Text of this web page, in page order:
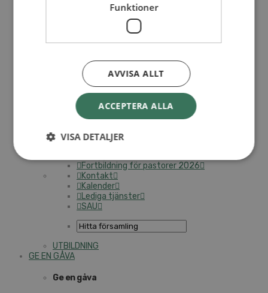
Akademi för Ledarskap och Teologi
Mullsjö folkhögskola
Apg29
Mindre kurser
BibelVinter 2.0
Missionsinspiratören
Fortbildning för pastorer 2026
Kontakt
Kalender
Lediga tjänster
SAU
UTBILDNING
GE EN GÅVA
Ge en gåva
Funktioner
ACCEPTERA ALLA
AVVISA ALLT
VISA DETALJER